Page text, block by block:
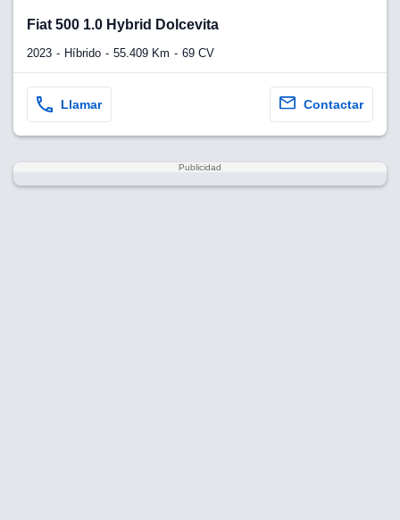
Fiat 500 1.0 Hybrid Dolcevita
2023 Híbrido 55.409 Km 69 CV
Llamar Contactar